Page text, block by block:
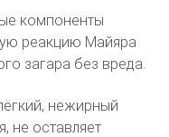
компоненты
реакцию Майяра
загара без вреда.
нежирный
не оставляет